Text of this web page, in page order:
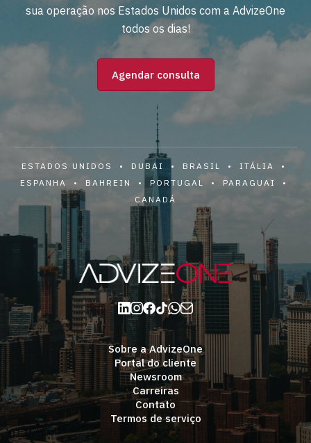
sua operação nos Estados Unidos com a AdvizeOne
todos os dias!
Agendar consulta
ESTADOS UNIDOS • DUBAI • BRASIL • ITÁLIA •
ESPANHA • BAHREIN • PORTUGAL • PARAGUAI •
CANADÁ
Sobre a AdvizeOne
Portal do cliente
Newsroom
Carreiras
Contato
Termos de serviço